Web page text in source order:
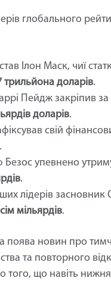
глобального
Ілон Маск, чиї
доларів.
Пейдж закріпив
доларів.
свій
.
упевнено
.
лідерів засновник
мільярдів.
поява новин про
та повторного
того, що навіть